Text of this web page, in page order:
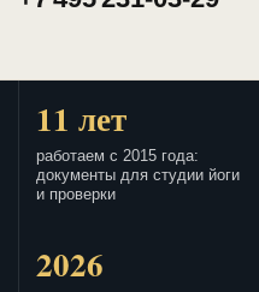
11 лет
работаем с 2015 года:
документы для студии йоги
и проверки
2026